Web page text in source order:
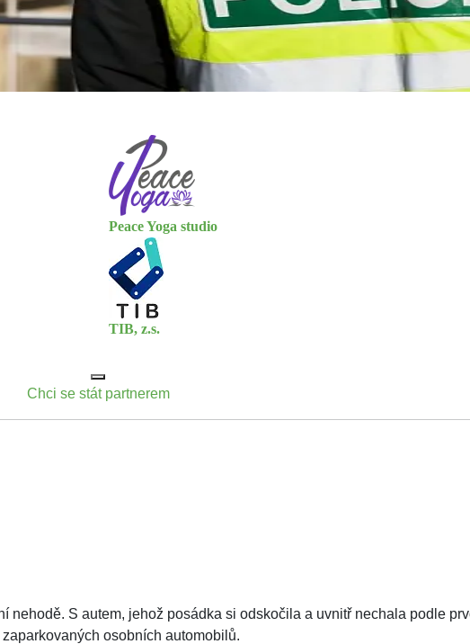
Peace Yoga studio
TIB, z.s.
Chci se stát partnerem
S autem, jehož posádka si odskočila a uvnitř nechala podle
osobních automobilů.